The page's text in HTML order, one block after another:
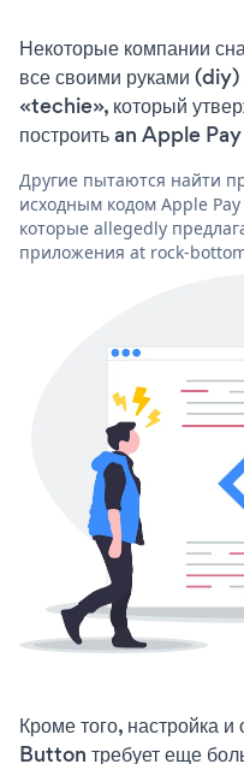
Некоторые компании
все своими руками
«techie», который
построить an Apple
Другие пытаются найти
исходным кодом Apple
которые allegedly
приложения at rock-
Кроме того, настройка
Button требует еще